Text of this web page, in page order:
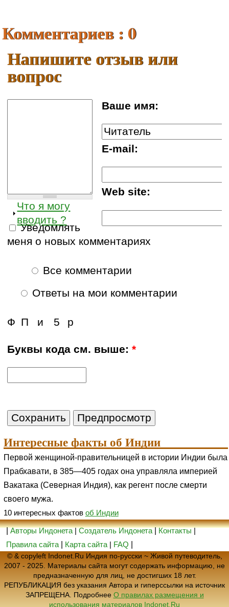
Комментариев : 0
Напишите отзыв или
вопрос
Ваше имя:
E-mail:
Web site:
Что я могу
вводить ?
Уведомлять
меня о новых комментариях
Все комментарии
Ответы на мои комментарии
Ф 5
и р
П
Буквы кода см. выше:*
Интересные факты об Индии
Первой женщиной-правительницей в истории Индии была
Прабхавати, в 385—405 годах она управляла империей
Вакатака (Северная Индия), как регент после смерти
своего мужа.
10 интересных фактов об Индии
|Авторы Индонета|Создатель Индонета|Контакты|
Правила сайта
Карта сайта | FAQ
© & copyleft Indonet.Ru Индия по-русски ~ Живой путеводитель,
2007 - 2025. Материалы сайта могут содержать информацию, не
предназначенную для лиц, не достигших 18 лет.
РЕПУБЛИКАЦИЯ без указания Автора и гиперссылки на источник
ЗАПРЕЩЕНА. Подробнее О правилах размещения и
использования материалов Indonet.Ru